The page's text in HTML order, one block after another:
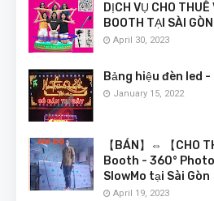
DỊCH VỤ CHO
BOOTH TẠI SÀI GÒN
April 30, 2023
Bảng hiệu đèn led -
January 15, 2022
【BÁN】⇔ 【CHO
Booth - 360°
SlowMo tại Sài Gòn
April 19, 2023